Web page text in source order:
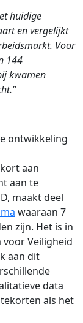
huidige
en vergelijkt
Voor
144
kwamen
ontwikkeling
aan
aan te
maakt deel
waaraan 7
zijn. Het is in
Veiligheid
aan dit
data
als het